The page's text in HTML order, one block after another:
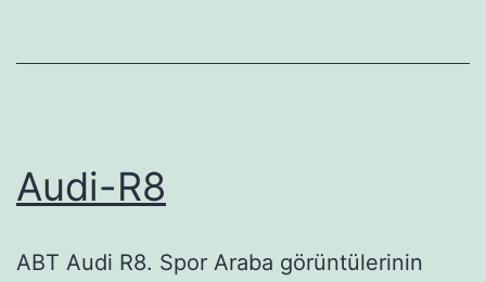
Audi-R8
ABT Audi R8. Spor Araba görüntülerinin